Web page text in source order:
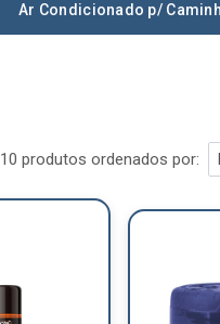
Ar Condicionado p/
10 produtos ordenados por: